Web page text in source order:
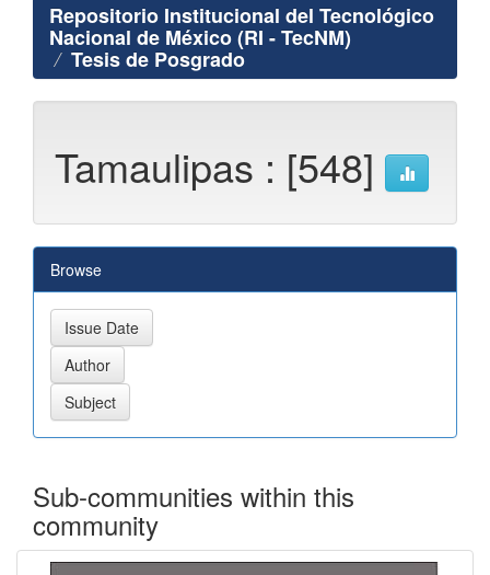
Repositorio Institucional del Tecnológico
Nacional de México (RI - TecNM)
Tesis de Posgrado
Tamaulipas : [548]
Browse
Sub-communities within this
community